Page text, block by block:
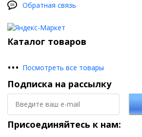
Обратная связь
Каталог товаров
••• Посмотреть все товары
Подписка на рассылку
Присоединяйтесь к нам: